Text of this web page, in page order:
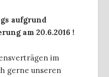
aufgrund
am 20.6.2016 !
im
gerne unseren